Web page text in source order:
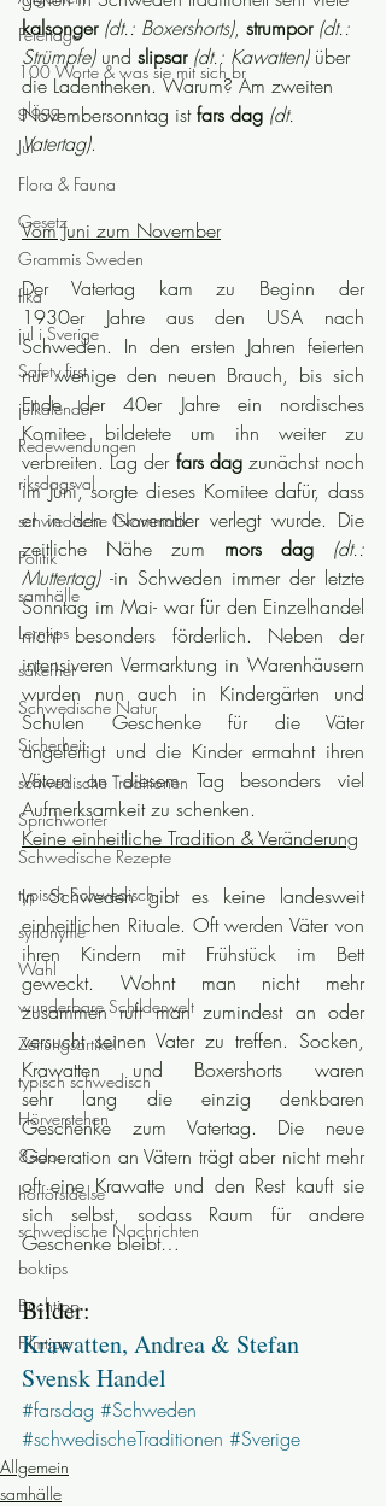
Feiertage
100 Worte & was sie mit sich br
glögg
Jul
Flora & Fauna
Gesetz
Grammis Sweden
fika
jul i Sverige
Safety first
julkalender
Redewendungen
riksdagsval
schwedische Grammatik
Politik
samhälle
Lerntips
säkerhet
Schwedische Natur
Sicherheit
schwedische Traditionen
Sprichwörter
Schwedische Rezepte
typisch Schwedisch
synonyme
Wahl
wunderbare Schilderwelt
Zeitungsartikel
typisch schwedisch
Hörverstehen
8sidor
hörförståelse
schwedische Nachrichten
boktips
Buchtipp
Filmtipp
kalsonger (dt.: Boxershorts), strumpor (dt.:
Strümpfe) und slipsar (dt.: Kawatten) über
die Ladentheken. Warum? Am zweiten
Novembersonntag ist fars dag (dt.
Vatertag).
Vom Juni zum November
Der Vatertag kam zu Beginn der
1930er Jahre aus den USA nach
Schweden. In den ersten Jahren feierten
nur wenige den neuen Brauch, bis sich
Ende der 40er Jahre ein nordisches
Komitee bildetete um ihn weiter zu
verbreiten. Lag der fars dag zunächst noch
im Juni, sorgte dieses Komitee dafür, dass
er in den November verlegt wurde. Die
zeitliche Nähe zum mors dag
(dt.:
Muttertag) -in Schweden immer der letzte
Sonntag im Mai- war für den Einzelhandel
nicht besonders förderlich. Neben der
intensiveren Vermarktung in Warenhäusern
wurden nun auch in Kindergärten und
Schulen Geschenke für die Väter
angefertigt und die Kinder ermahnt ihren
Vätern an diesem Tag besonders viel
Aufmerksamkeit zu schenken.
Keine einheitliche Tradition & Veränderung
In Schweden gibt es keine landesweit
einheitlichen Rituale. Oft werden Väter von
ihren Kindern mit Frühstück im Bett
geweckt. Wohnt man nicht mehr
zusammen ruft man zumindest an oder
versucht seinen Vater zu treffen. Socken,
Krawatten und Boxershorts waren
sehr lang die einzig denkbaren
Geschenke zum Vatertag. Die neue
Generation an Vätern trägt aber nicht mehr
oft eine Krawatte und den Rest kauft sie
sich selbst, sodass Raum für andere
Geschenke bleibt…
Bilder:
Krawatten, Andrea & Stefan
Svensk Handel
#farsdag #Schweden
#schwedischeTraditionen #Sverige
Allgemein
samhälle